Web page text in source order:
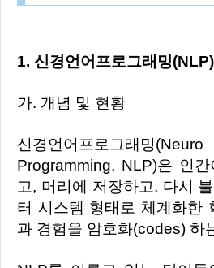
1. 신경언어프로그래밍(NLP)
가. 개념 및 현황
신경언어프로그래밍
Programming, NLP)은 인간
고, 머리에 저장하고, 다시
터 시스템 형태로 체계화한
과 경험을 암호화(codes) 하